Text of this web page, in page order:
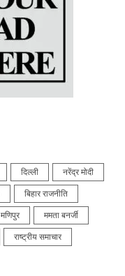
दिल्ली नरेंद्र मोदी
बिहार राजनीति
मणिपुर ममता बनर्जी
राष्ट्रीय समाचार